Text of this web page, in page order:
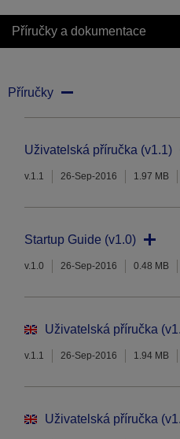
Příručky a dokumentace
Příručky
Uživatelská příručka (v1.1)
v.1.1 26-Sep-2016 1.97 MB
Startup Guide (v1.0)
v.1.0 26-Sep-2016 0.48 MB
Uživatelská příručka
v.1.1 26-Sep-2016 1.94 MB
Uživatelská příručka